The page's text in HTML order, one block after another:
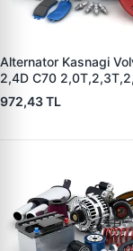
Alternator Kasnagi
2,4D C70
S70 2,0,2,3,2, | ZEN
BOSCH F 00M 991
972,43 TL